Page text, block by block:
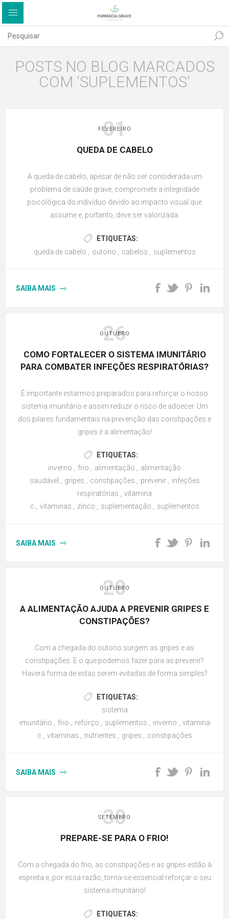
POSTS NO BLOG MARCADOS
COM 'SUPLEMENTOS'
01
FEVEREIRO
QUEDA DE CABELO
A queda de cabelo, apesar de não ser considerada um
problema de saúde grave, compromete a integridade
psicológica do indivíduo devido ao impacto visual que
assume e, portanto, deve ser valorizada.
ETIQUETAS:
queda de cabelo
outono cabelos suplementos
SAIBA MAIS
26
OUTUBRO
COMO FORTALECER O SISTEMA IMUNITÁRIO
PARA COMBATER INFEÇÕES RESPIRATÓRIAS?
É importante estarmos preparados para reforçar o nosso
sistema imunitário e assim reduzir o risco de adoecer. Um
dos pilares fundamentais na prevenção das constipações e
gripes é a alimentação!
ETIQUETAS:
inverno , frio , alimentação , alimentação
saudável , gripes , constipações , prevenir , infeções
respiratórias , vitamina
c , vitaminas , zinco , suplementação , suplementos
SAIBA MAIS
20
OUTUBRO
A ALIMENTAÇÃO AJUDA A PREVENIR GRIPES E
CONSTIPAÇÕES?
Com a chegada do outono surgem as gripes e as
constipações. E o que podemos fazer para as prevenir?
Haverá forma de estas serem evitadas de forma simples?
ETIQUETAS:
sistema
imunitário
frio reforço suplementos inverno
vitamina
c
vitaminas nutrientes gripes constipações
SAIBA MAIS
30
SETEMBRO
PREPARE-SE PARA O FRIO!
Com a chegada do frio, as constipações e as gripes estão à
espreita e, por essa razão, torna-se essencial reforçar o seu
sistema imunitário!
ETIQUETAS: